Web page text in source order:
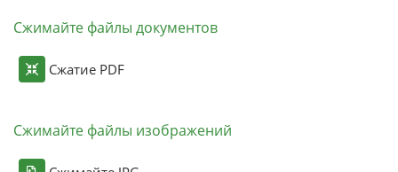
Сжимайте файлы документов
Сжатие PDF
Сжимайте файлы изображений